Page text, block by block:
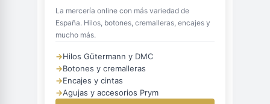
La mercería online con más variedad de
España. Hilos, botones, cremalleras, encajes y
mucho más.
→Hilos Gütermann y DMC
→Botones y cremalleras
→Encajes y cintas
→Agujas y accesorios Prym